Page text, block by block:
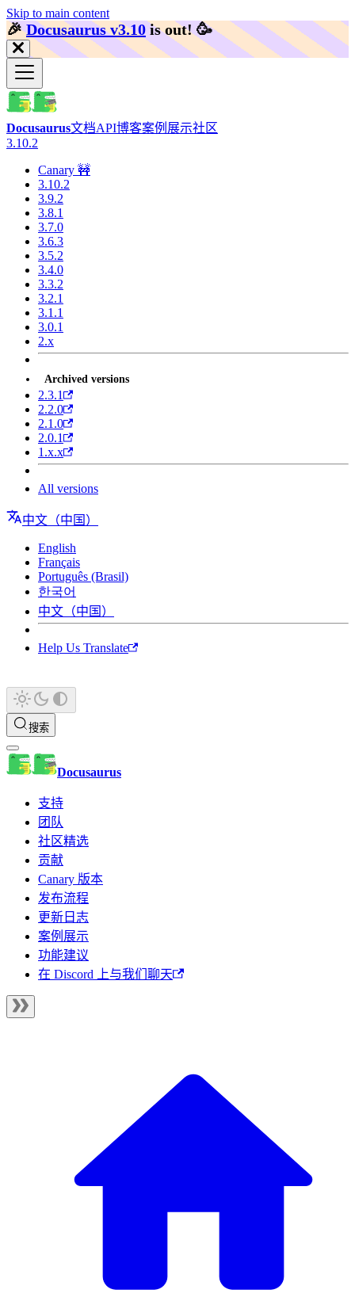
Skip to main content
🎉️Docusaurus v3.10 is out! 🥳️
Docusaurus文档API博客案例展示社区
3.10.2
Canary 🚧
3.10.2
3.9.2
3.8.1
3.7.0
3.6.3
3.5.2
3.4.0
3.3.2
3.2.1
3.1.1
3.0.1
2.x
Archived versions
2.3.1
2.2.0
2.1.0
2.0.1
1.x.x
All versions
中文（中国）
English
Français
Português (Brasil)
한국어
中文（中国）
Help Us Translate
搜索
Docusaurus
支持
团队
社区精选
贡献
Canary 版本
发布流程
更新日志
案例展示
功能建议
在 Discord 上与我们聊天